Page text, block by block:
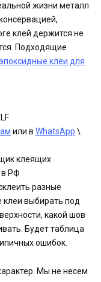
жизни металл
клей держится не
Подходящие
клеи для
или в WhatsApp \
клеящих
в РФ
разные
выбирать под
какой шов
Будет таблица
ошибок.
Мы не несем